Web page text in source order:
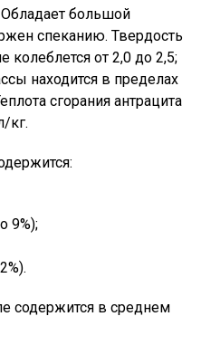
Обладает большой
спеканию. Твердость
колеблется от 2,0 до 2,5;
находится в пределах
сгорания антрацита
кг.
9%);
содержится в среднем